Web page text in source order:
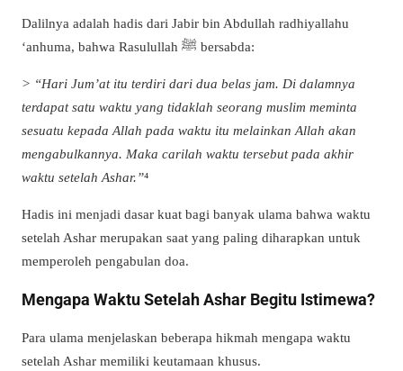
Dalilnya adalah hadis dari Jabir bin Abdullah radhiyallahu
‘anhuma, bahwa Rasulullah ﷺ bersabda:
> “Hari Jum’at itu terdiri dari dua belas jam. Di dalamnya
terdapat satu waktu yang tidaklah seorang muslim meminta
sesuatu kepada Allah pada waktu itu melainkan Allah akan
mengabulkannya. Maka carilah waktu tersebut pada akhir
waktu setelah Ashar.”⁴
Hadis ini menjadi dasar kuat bagi banyak ulama bahwa waktu
setelah Ashar merupakan saat yang paling diharapkan untuk
memperoleh pengabulan doa.
Mengapa Waktu Setelah Ashar Begitu Istimewa?
Para ulama menjelaskan beberapa hikmah mengapa waktu
setelah Ashar memiliki keutamaan khusus.